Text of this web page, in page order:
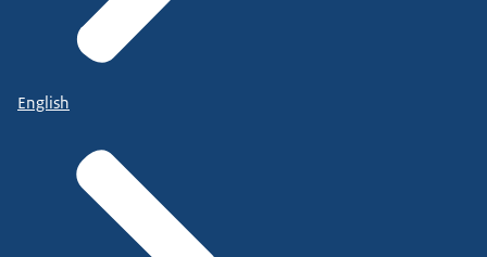
English